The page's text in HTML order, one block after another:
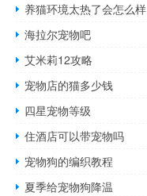
养猫环境太热了会怎么样
海拉尔宠物吧
艾米莉12攻略
宠物店的猫多少钱
四星宠物等级
住酒店可以带宠物吗
宠物狗的编织教程
夏季给宠物狗降温